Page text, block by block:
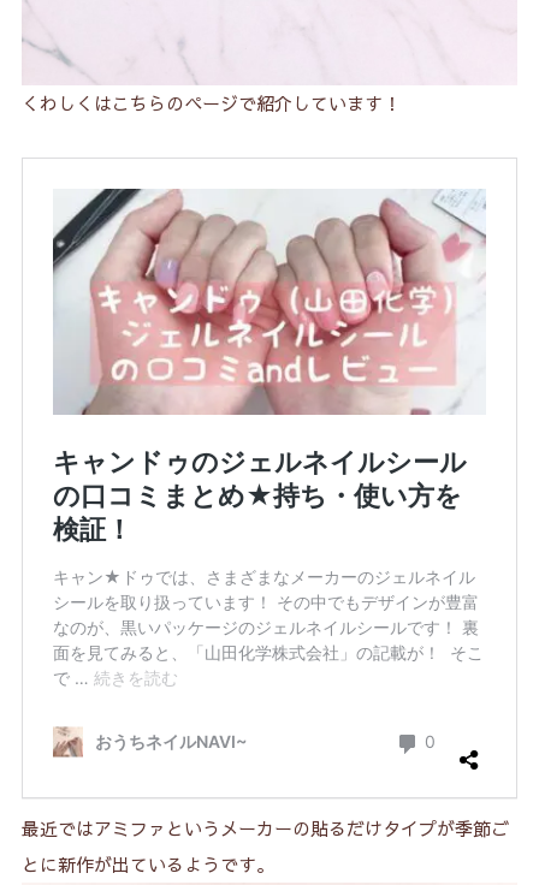
くわしくはこちらのページで紹介しています！
最近ではアミファというメーカーの貼るだけタイプが季節ご
とに新作が出ているようです。